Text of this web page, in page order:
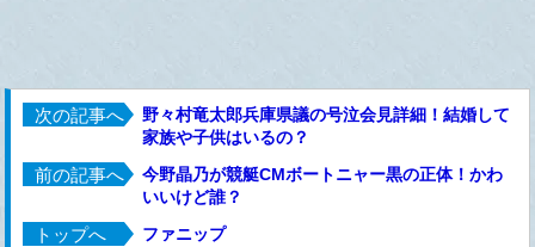
次の記事へ
野々村竜太郎兵庫県議の号泣会見詳細！結婚して
家族や子供はいるの？
前の記事へ
今野晶乃が競艇CMボートニャー黒の正体！かわ
いいけど誰？
トップへ ファニップ